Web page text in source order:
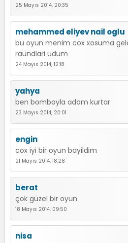
25 Mayıs 2014, 20:35
mehammed eliyev nail oglu
bu oyun menim cox xosuma
raundlari udum
24 Mayıs 2014, 12:18
yahya
ben bombayla adam kurtar
23 Mayıs 2014, 20:01
engin
cox iyi bir oyun bayildim
21 Mayıs 2014, 18:28
berat
çok güzel bir oyun
18 Mayıs 2014, 09:50
nisa